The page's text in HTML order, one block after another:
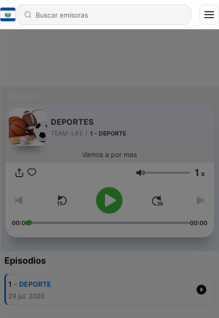
DEPORTES
TEAM- LIFE 1 - DEPORTE
Vamos a por mas
Volumen 1 x
00:00 00:00
Episodios
1 - DEPORTE
29 jul. 2020